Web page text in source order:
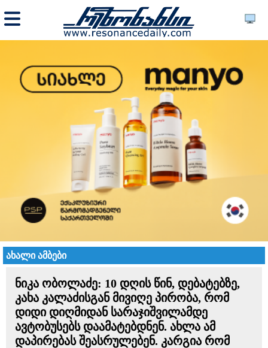
ახალი ამბები
ნიკა ობოლაძე: 10 დღის წინ, დებატებზე,
კახა კალაძისგან მივიღე პირობა, რომ
დიდი დიღმიდან სარაჯიშვილამდე
ავტობუსებს დაამატებდნენ. ახლა ამ
დაპირებას შეასრულებენ. კარგია რომ